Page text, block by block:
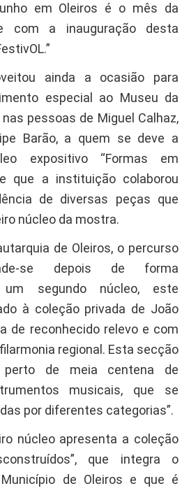
em Oleiros é o mês da
com a inauguração desta
ainda a ocasião para
especial ao Museu da
pessoas de Miguel Calhaz,
Barão, a quem se deve a
expositivo “Formas em
que a instituição colaborou
de diversas peças que
núcleo da mostra.
de Oleiros, o percurso
se depois de forma
um segundo núcleo, este
à coleção privada de João
de reconhecido relevo e com
regional. Esta secção
de meia centena de
musicais, que se
por diferentes categorias”.
núcleo apresenta a coleção
que integra o
de Oleiros e que é